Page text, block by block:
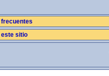
frecuentes
sitio